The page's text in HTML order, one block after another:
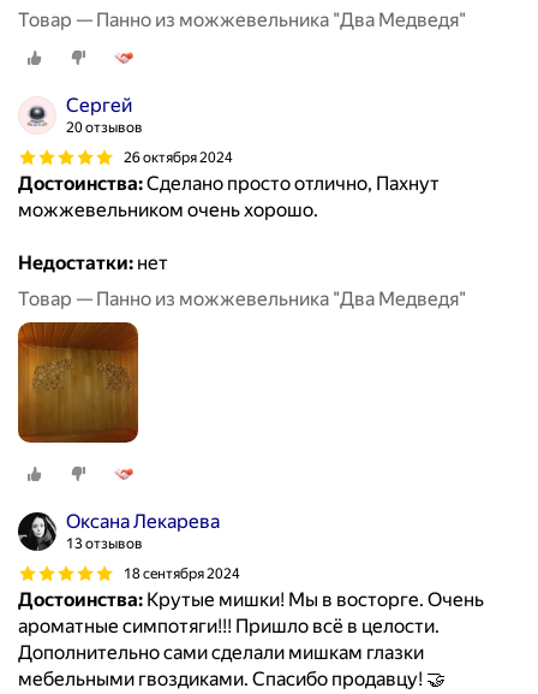
Товар — Панно из можжевельника "Два Медведя"
Сергей
20 отзывов
26 октября 2024
Достоинства:Сделано просто отлично, Пахнут
можжевельником очень хорошо.
Недостатки: нет
Товар — Панно из можжевельника "Два Медведя"
Оксана Лекарева
13 отзывов
18 сентября 2024
Достоинства: Крутые мишки! Мы в восторге. Очень
ароматные симпотяги!!! Пришло всё в целости.
Дополнительно сами сделали мишкам глазки
мебельными гвоздиками. Спасибо продавцу! 🤝